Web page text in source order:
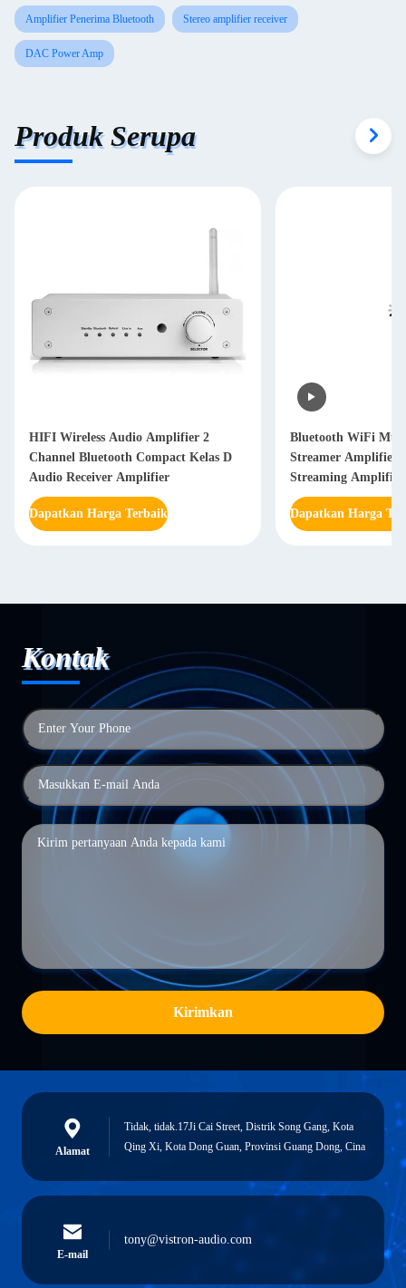
Amplifier Penerima Bluetooth Stereo amplifier receiver
DAC Power Amp
Produk Serupa
HIFI Wireless Audio Amplifier 2
Channel Bluetooth Compact Kelas D
Audio Receiver Amplifier
Dapatkan Harga Terbaik
Bluetooth WiFi
Streamer Amplifier
Streaming Amplifier
Dapatkan Harga
Kontak
Kirimkan
Alamat
Tidak, tidak.17Ji Cai Street, Distrik Song Gang, Kota
Qing Xi, Kota Dong Guan, Provinsi Guang Dong, Cina
E-mail
tony@vistron-audio.com